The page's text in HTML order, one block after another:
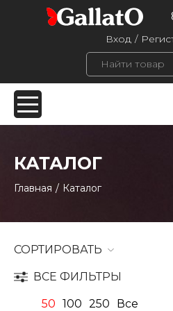
Вход /
КАТАЛОГ
Главная / Каталог
СОРТИРОВАТЬ
ВСЕ ФИЛЬТРЫ
50 100 250 Все